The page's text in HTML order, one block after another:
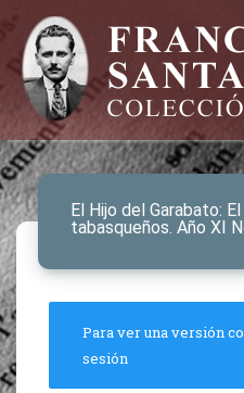
El Hijo del Garabato:
tabasqueños. Año XI
Para ver una versión
sesión